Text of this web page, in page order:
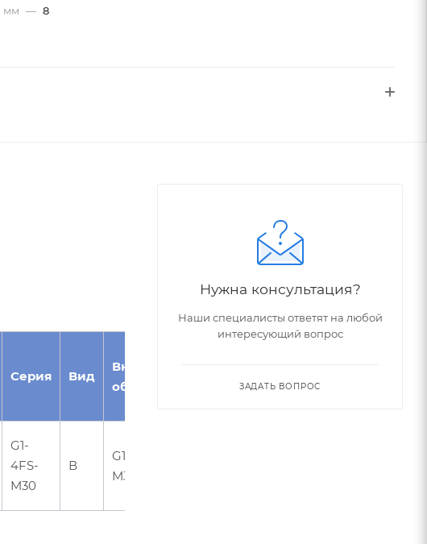
мм — 8
Серия Вид
Внутреннее
обозначение
винтовой
Возможное
G1-
4FS-
M30
В
G1-4FS-0800-
M30
Нужна консультация?
Наши специалисты ответят на любой
интересующий вопрос
ЗАДАТЬ ВОПРОС